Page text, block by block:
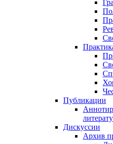
Публикации
Дискуссии
Архив